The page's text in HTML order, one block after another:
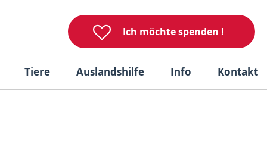
Ich möchte spenden !
Tiere Auslandshilfe Info Kontakt